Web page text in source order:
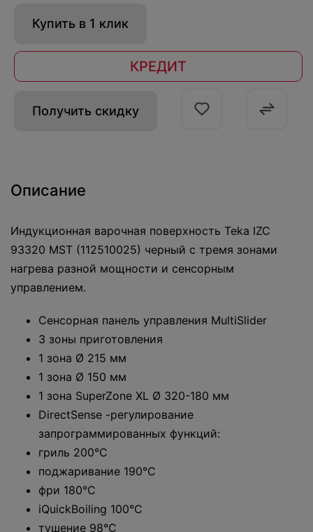
Купить в 1 клик
КРЕДИТ
Получить скидку
Описание
Индукционная варочная поверхность Teka IZC
93320 MST (112510025) черный с тремя зонами
нагрева разной мощности и сенсорным
управлением.
Сенсорная панель управления MultiSlider
3 зоны приготовления
1 зона Ø 215 мм
1 зона Ø 150 мм
1 зона SuperZone XL Ø 320-180 мм
DirectSense -регулирование
запрограммированных функций:
гриль 200°C
поджаривание 190°C
фри 180°C
iQuickBoiling 100°C
тушение 98°C